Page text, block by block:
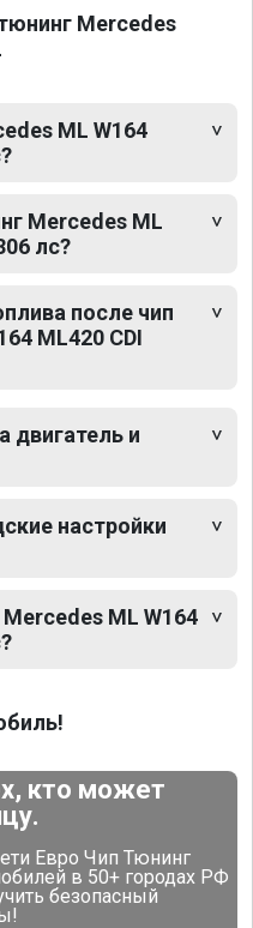
Mercedes
ML W164
Mercedes ML
лс?
после чип
ML420 CDI
двигатель и
настройки
ML W164
кто может
Евро Чип Тюнинг
в 50+ городах РФ
безопасный